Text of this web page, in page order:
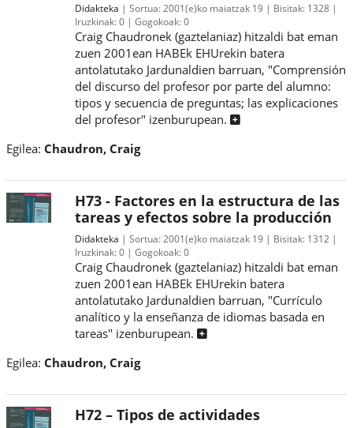
Didakteka Sortua: 2001(e)ko maiatzak 19 Bisitak: 1328
Iruzkinak:0 Gogokoak:0
Craig Chaudronek (gaztelaniaz) hitzaldi bat eman
zuen 2001ean HABEk EHUrekin batera
antolatutako Jardunaldien barruan, "Comprensión
del discurso del profesor por parte del alumno:
tipos y secuencia de preguntas; las explicaciones
del profesor" izenburupean.
Egilea: Chaudron, Craig
H73 - Factores en la estructura de las
tareas y efectos sobre la producción
Didakteka Sortua: 2001(e)ko maiatzak 19 Bisitak: 1312
Iruzkinak:0 Gogokoak:0
Craig Chaudronek (gaztelaniaz) hitzaldi bat eman
zuen 2001ean HABEk EHUrekin batera
antolatutako Jardunaldien barruan, "Currículo
analítico y la enseñanza de idiomas basada en
tareas" izenburupean.
Egilea: Chaudron, Craig
H72 – Tipos de actividades